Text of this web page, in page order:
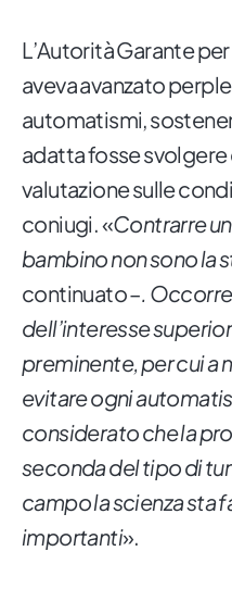
L’Autorità Garante per
aveva avanzato
automatismi,
adatta fosse svolgere
valutazione sulle
coniugi. «Contrarre
bambino non sono la
continuato –.
dell’interesse
preminente, per cui a
evitare ogni
considerato che la
seconda del tipo di
campo la scienza sta
importanti».